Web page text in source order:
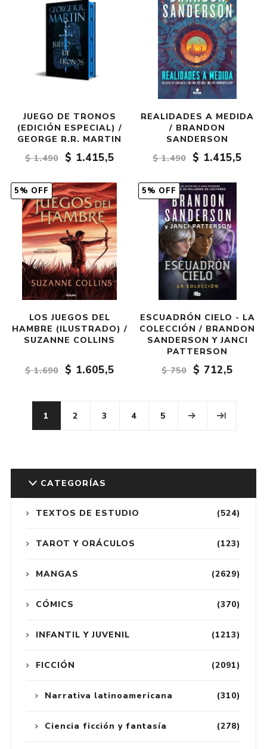
JUEGO DE TRONOS
(EDICIÓN ESPECIAL) /
GEORGE R.R. MARTIN
$ 1.490
$ 1.415,5
REALIDADES A MEDIDA
/ BRANDON
SANDERSON
$ 1.490
$ 1.415,5
5% OFF
LOS JUEGOS DEL
HAMBRE (ILUSTRADO) /
SUZANNE COLLINS
$ 1.690 $ 1.605,5
5% OFF
ESCUADRÓN CIELO - LA
COLECCIÓN / BRANDON
SANDERSON Y JANCI
PATTERSON
$ 750
$ 712,5
1 2 3 4 5
CATEGORÍAS
(524)
TEXTOS DE ESTUDIO
(123)
TAROT Y ORÁCULOS
(2629)
MANGAS
(370)
CÓMICS
(1213)
INFANTIL Y JUVENIL
(2091)
FICCIÓN
(310)
Narrativa latinoamericana
(278)
Ciencia ficción y fantasía